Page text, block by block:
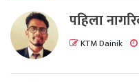
पहिला
KTM Dainik